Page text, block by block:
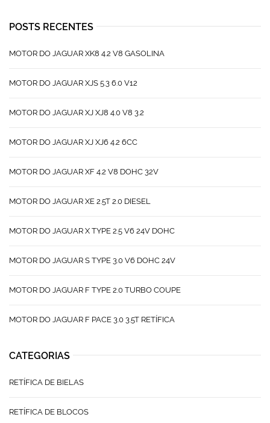
POSTS RECENTES
MOTOR DO JAGUAR XK8 4.2 V8 GASOLINA
MOTOR DO JAGUAR XJS 5.3 6.0 V12
MOTOR DO JAGUAR XJ XJ8 4.0 V8 3.2
MOTOR DO JAGUAR XJ XJ6 4.2 6CC
MOTOR DO JAGUAR XF 4.2 V8 DOHC 32V
MOTOR DO JAGUAR XE 2.5T 2.0 DIESEL
MOTOR DO JAGUAR X TYPE 2.5 V6 24V DOHC
MOTOR DO JAGUAR S TYPE 3.0 V6 DOHC 24V
MOTOR DO JAGUAR F TYPE 2.0 TURBO COUPE
MOTOR DO JAGUAR F PACE 3.0 3.5T RETÍFICA
CATEGORIAS
RETÍFICA DE BIELAS
RETÍFICA DE BLOCOS